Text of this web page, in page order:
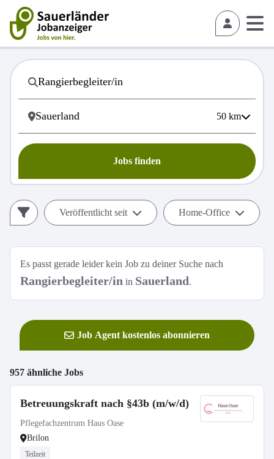
50 km
Jobs finden
Veröffentlicht seit Home-Office
Es passt gerade leider kein Job zu deiner Suche nach
Rangierbegleiter/in in Sauerland.
Job Agent kostenlos abonnieren
957 ähnliche Jobs
Betreuungskraft nach §43b (m/w/d)
Pflegefachzentrum Haus Oase
Brilon
Teilzeit